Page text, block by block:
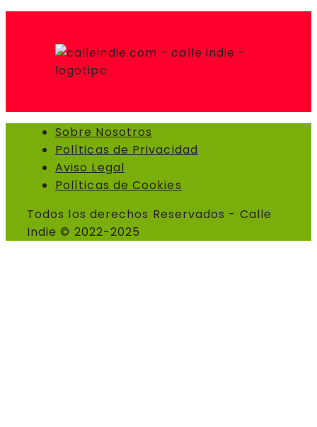
Sobre Nosotros
Políticas de Privacidad
Aviso Legal
Políticas de Cookies
Todos los derechos Reservados - Calle
Indie © 2022-2025